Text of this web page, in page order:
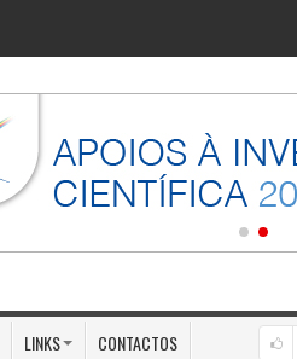
LINKS CONTACTOS